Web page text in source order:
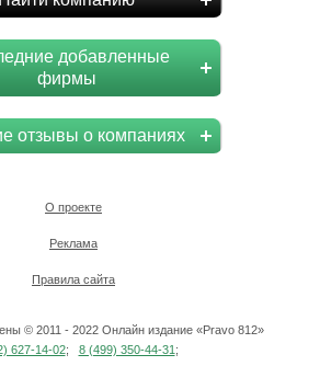
добавленные
фирмы
отзывы о компаниях
О проекте
Реклама
Правила сайта
© 2011 - 2022 Онлайн издание «Pravo 812»
627-14-02; 8 (499) 350-44-31 ;